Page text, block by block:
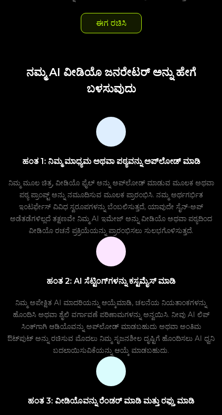
ಈಗ ರಚಿಸಿ
ನಮ್ಮ AI ವೀಡಿಯೊ ಜನರೇಟರ್ ಅನ್ನು ಹೇಗೆ
ಬಳಸುವುದು
ಹಂತ 1: ನಿಮ್ಮ ಮಾಧ್ಯಮ ಅಥವಾ ಪಠ್ಯವನ್ನು ಅಪ್‌ಲೋಡ್ ಮಾಡಿ
ನಿಮ್ಮ ಮೂಲ ಚಿತ್ರ, ವೀಡಿಯೊ ಫೈಲ್ ಅನ್ನು ಅಪ್‌ಲೋಡ್ ಮಾಡುವ ಮೂಲಕ ಅಥವಾ
ಪಠ್ಯ ಪ್ರಾಂಪ್ಟ್ ಅನ್ನು ನಮೂದಿಸುವ ಮೂಲಕ ಪ್ರಾರಂಭಿಸಿ. ನಮ್ಮ ಅರ್ಥಗರ್ಭಿತ
ಇಂಟರ್ಫೇಸ್ ವಿವಿಧ ಸ್ವರೂಪಗಳನ್ನು ಬೆಂಬಲಿಸುತ್ತದೆ, ಯಾವುದೇ ಸೈನ್-ಅಪ್
ಅಡೆತಡೆಗಳಿಲ್ಲದೆ ತಕ್ಷಣವೇ ನಿಮ್ಮ AI ಇಮೇಜ್ ಅನ್ನು ವೀಡಿಯೊ ಅಥವಾ ಪಠ್ಯದಿಂದ
ವೀಡಿಯೊ ರಚನೆ ಪ್ರಕ್ರಿಯೆಯನ್ನು ಪ್ರಾರಂಭಿಸಲು ಸುಲಭಗೊಳಿಸುತ್ತದೆ.
ಹಂತ 2: AI ಸೆಟ್ಟಿಂಗ್‌ಗಳನ್ನು ಕಸ್ಟಮೈಸ್ ಮಾಡಿ
ನಿಮ್ಮ ಅಪೇಕ್ಷಿತ AI ಮಾದರಿಯನ್ನು ಆಯ್ಕೆಮಾಡಿ, ಚಲನೆಯ ನಿಯತಾಂಕಗಳನ್ನು
ಹೊಂದಿಸಿ ಅಥವಾ ಶೈಲಿ ವರ್ಗಾವಣೆ ಪರಿಣಾಮಗಳನ್ನು ಅನ್ವಯಿಸಿ. ನೀವು AI ಲಿಪ್
ಸಿಂಕ್‌ಗಾಗಿ ಆಡಿಯೊವನ್ನು ಅಪ್‌ಲೋಡ್ ಮಾಡಬಹುದು ಅಥವಾ ಅಂತಿಮ
ಔಟ್‌ಪುಟ್ ಅನ್ನು ರಚಿಸುವ ಮೊದಲು ನಿಮ್ಮ ಸೃಜನಶೀಲ ದೃಷ್ಟಿಗೆ ಹೊಂದಿಸಲು AI ಧ್ವನಿ
ಬದಲಾಯಿಸುವಿಕೆಯನ್ನು ಆಯ್ಕೆ ಮಾಡಬಹುದು.
ಹಂತ 3: ವೀಡಿಯೊವನ್ನು ರೆಂಡರ್ ಮಾಡಿ ಮತ್ತು ರಫ್ತು ಮಾಡಿ